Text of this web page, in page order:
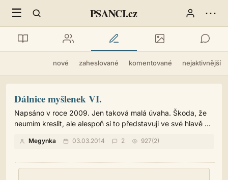
☰ PSANCI.cz ⋯
nové zaheslované komentované nejaktivnější
Dálnice myšlenek VI.
Napsáno v roce 2009. Jen taková malá úvaha. Škoda, že
neumím kreslit, ale alespoň si to představuji ve své hlavě ...
Megynka 03.03.2014 2 927(2)